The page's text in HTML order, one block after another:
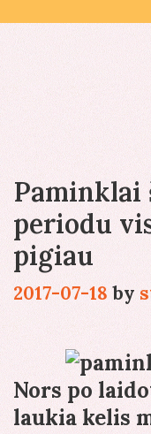
periodu
pigiau
2017-07-18 by
Nors po
laukia kelis